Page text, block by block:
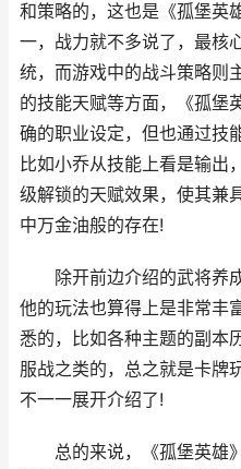
和策略的，这也是《孤堡英
一，战力就不多说了，最核
统，而游戏中的战斗策略则
的技能天赋等方面，《孤堡
确的职业设定，但也通过技
比如小乔从技能上看是输出
级解锁的天赋效果，使其兼
中万金油般的存在!
除开前边介绍的武将养
他的玩法也算得上是非常丰
悉的，比如各种主题的副本
服战之类的，总之就是卡牌
不一一展开介绍了!
总的来说，《孤堡英雄